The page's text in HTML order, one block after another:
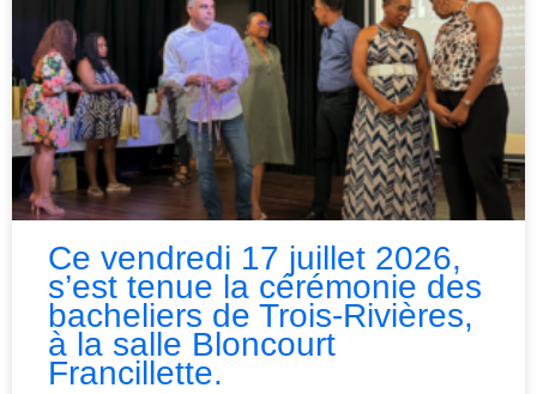
Ce vendredi 17 juillet 2026,
s’est tenue la cérémonie des
bacheliers de Trois-Rivières,
à la salle Bloncourt
Francillette.